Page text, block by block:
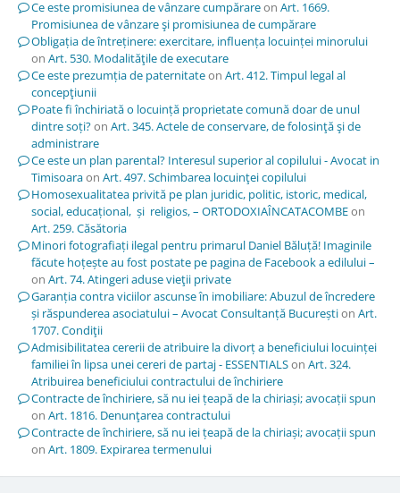
Ce este promisiunea de vânzare cumpărareon Art. 1669.
Promisiunea de vânzare şi promisiunea de cumpărare
Obligația de întreținere: exercitare, influența locuinței minorului
on Art. 530. Modalităţile de executare
Ce este prezumția de paternitateon Art. 412. Timpul legal al
concepţiunii
Poate fi închiriată o locuință proprietate comună doar de unul
dintre soți?on Art. 345. Actele de conservare, de folosinţă şi de
administrare
Ce este un plan parental? Interesul superior al copilului - Avocat in
Timisoaraon Art. 497. Schimbarea locuinţei copilului
Homosexualitatea privită pe plan juridic, politic, istoric, medical,
social, educațional, și religios, – ORTODOXIAÎNCATACOMBEon
Art. 259. Căsătoria
Minori fotografiați ilegal pentru primarul Daniel Băluță! Imaginile
făcute hoțește au fost postate pe pagina de Facebook a edilului –
on Art. 74. Atingeri aduse vieţii private
Garanția contra viciilor ascunse în imobiliare: Abuzul de încredere
și răspunderea asociatului – Avocat Consultanță Bucureștion Art.
1707. Condiţii
Admisibilitatea cererii de atribuire la divorț a beneficiului locuinței
familiei în lipsa unei cereri de partaj - ESSENTIALSon Art. 324.
Atribuirea beneficiului contractului de închiriere
Contracte de închiriere, să nu iei țeapă de la chiriași; avocații spun
on Art. 1816. Denunţarea contractului
Contracte de închiriere, să nu iei țeapă de la chiriași; avocații spun
on Art. 1809. Expirarea termenului